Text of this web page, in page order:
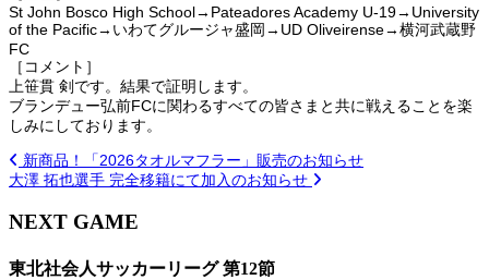
St John Bosco High School→Pateadores Academy U-19→University
of the Pacific→いわてグルージャ盛岡→UD Oliveirense→横河武蔵野
FC
［コメント］
上笹貫 剣です。結果で証明します。
ブランデュー弘前FCに関わるすべての皆さまと共に戦えることを楽
しみにしております。
新商品！「2026タオルマフラー」販売のお知らせ
大澤 拓也選手 完全移籍にて加入のお知らせ
NEXT GAME
東北社会人サッカーリーグ 第12節